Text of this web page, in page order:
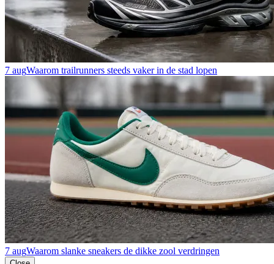
7 augWaarom trailrunners steeds vaker in de stad lopen
7 augWaarom slanke sneakers de dikke zool verdringen